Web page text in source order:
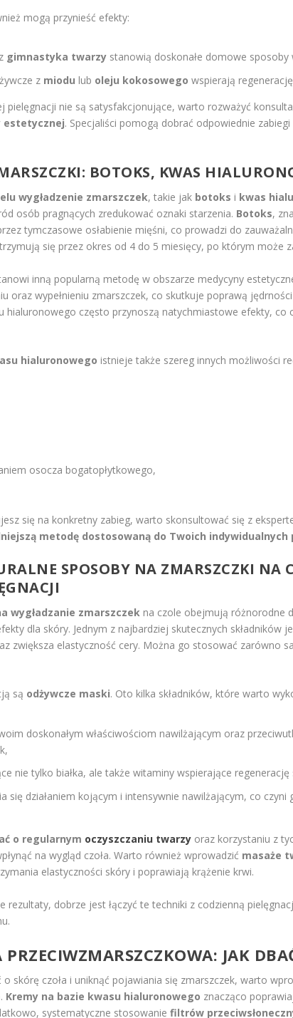
mogą przynieść efekty:
gimnastyka twarzy stanowią doskonałe domowe sposoby
z miodu lub oleju kokosowego wspierają
pielęgnacji nie są satysfakcjonujące, warto rozważyć
estetycznej. Specjaliści pomogą dobrać odpowiednie
: BOTOKS, KWAS
wygładzenie zmarszczek, takie jak botoks i kwas
osób pragnących zredukować oznaki starzenia. Botoks,
tymczasowe osłabienie mięśni, co prowadzi do
się przez okres od 4 do 5 miesięcy, po którym może
inną popularną metodę w obszarze medycyny
oraz wypełnieniu zmarszczek, co skutkuje poprawą
hialuronowego często przynoszą natychmiastowe efekty, co
hialuronowego istnieje także szereg innych możliwości
osocza bogatopłytkowego,
się na konkretny zabieg, warto skonsultować się z
metodę dostosowaną do Twoich
SPOSOBY NA ZMARSZCZKI NA
wygładzanie zmarszczek na czole obejmują różnorodne
dla skóry. Jednym z najbardziej skutecznych składników
zwiększa elastyczność cery. Można go stosować zarówno
są odżywcze maski. Oto kilka składników, które warto
doskonałym właściwościom nawilżającym oraz
nie tylko białka, ale także witaminy wspierające
się działaniem kojącym i intensywnie nawilżającym, co czyni
o regularnym oczyszczaniu twarzy oraz korzystaniu z
na wygląd czoła. Warto również wprowadzić masaże
elastyczności skóry i poprawiają krążenie krwi.
rezultaty, dobrze jest łączyć te techniki z codzienną
PRZECIWZMARSZCZKOWA: JAK
o skórę czoła i uniknąć pojawiania się zmarszczek, warto
Kremy na bazie kwasu hialuronowego znacząco
systematyczne stosowaniefiltrów